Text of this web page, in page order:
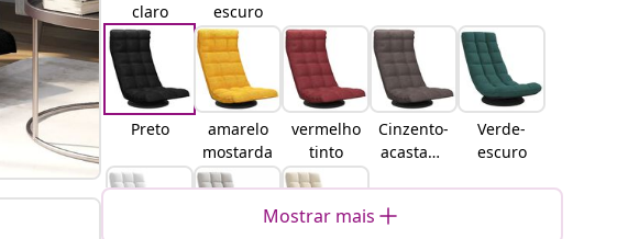
claro
escuro
Preto
amarelo
mostarda
vermelho
tinto
Cinzento-
acastanh
Verde-
escuro
Mostrar mais